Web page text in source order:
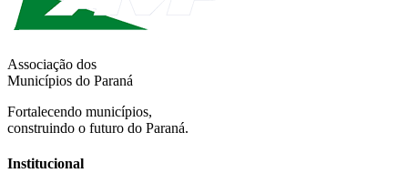
Associação dos
Municípios do Paraná
Fortalecendo municípios,
construindo o futuro do Paraná.
Institucional